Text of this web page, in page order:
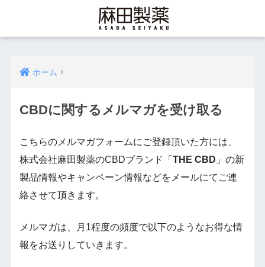
ホーム
CBDに関するメルマガを受け取る
こちらのメルマガフォームにご登録頂いた方には、
株式会社麻田製薬のCBDブランド「 THE CBD 」の新
製品情報やキャンペーン情報などをメールにてご連
絡させて頂きます。
メルマガは、月1程度の頻度で以下のようなお得な情
報をお送りしていきます。